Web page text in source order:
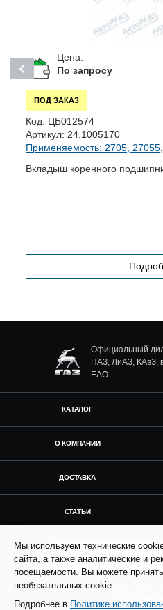
Цена:
По запросу
ПОД ЗАКАЗ
Код: ЦБ012574
Артикул: 24.1005170
Применяемость: 2705, 27055,
Вкладыш коренного
Официальный
ПАЗ, ЛиАЗ, КАвЗ,
ЕАО
КАТАЛОГ
О КОМПАНИИ
ДОСТАВКА
СТАТЬИ
Получить
Мы используем технические
сайта, а также аналитические и
посещаемости. Вы можете
необязательных cookie.
Подробнее в Политике